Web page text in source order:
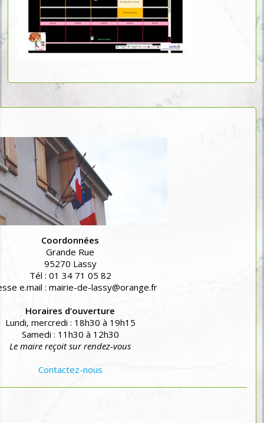
Coordonnées
Grande Rue
95270 Lassy
Tél : 01 34 71 05 82
e.mail : mairie-de-lassy@orange.fr
Horaires d’ouverture
Lundi, mercredi : 18h30 à 19h15
Samedi : 11h30 à 12h30
Le maire reçoit sur rendez-vous
Contactez-nous